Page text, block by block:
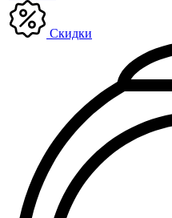
Скидки